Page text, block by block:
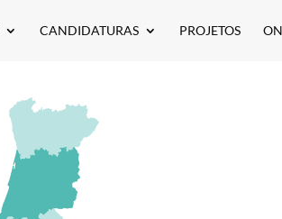
CANDIDATURAS PROJETOS